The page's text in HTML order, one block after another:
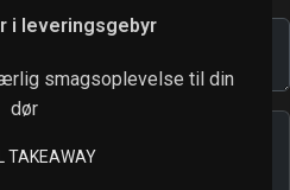
i leveringsgebyr
smagsoplevelse til din
dør
TAKEAWAY